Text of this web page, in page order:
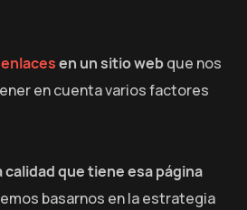
en un sitio webque nos
en cuenta varios factores
calidad que tiene esa página
basarnos en la estrategia